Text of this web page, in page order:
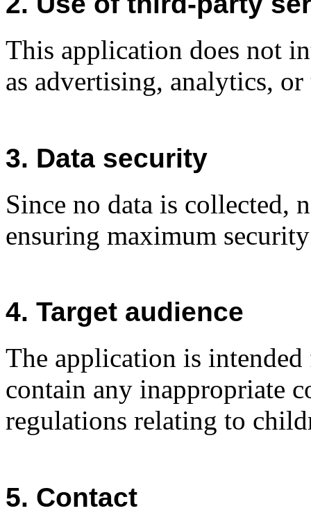
This application does not
as advertising, analytics,
3. Data security
Since no data is collected,
ensuring maximum
4. Target audience
The application is
contain any inappropriate
regulations relating to
5. Contact